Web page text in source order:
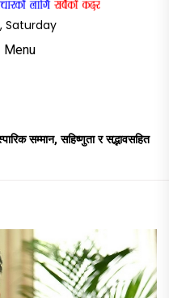
Saturday
Menu
सम्मान, सहिष्णुता र सद्भावसहित